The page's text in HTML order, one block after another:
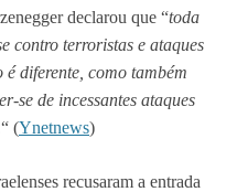
declarou que “toda
contro terroristas e ataques
diferente, como também
se de incessantes ataques
“ (Ynetnews)
recusaram a entrada